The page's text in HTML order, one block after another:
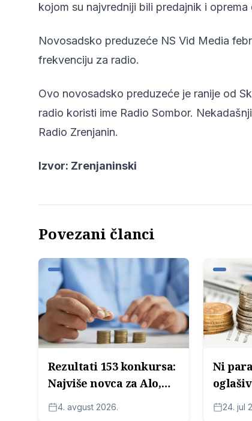
kojom su najvredniji bili predajnik i
Novosadsko preduzeće NS Vid Media
frekvenciju za radio.
Ovo novosadsko preduzeće je ranije od
radio koristi ime Radio Sombor.
Radio Zrenjanin.
Izvor: Zrenjaninski
Povezani članci
Rezultati 153 konkursa:
Najviše novca za Alo,
Informer i njihove
ćerke firme, potom za
4. avgust 2026.
Ni
24. jul